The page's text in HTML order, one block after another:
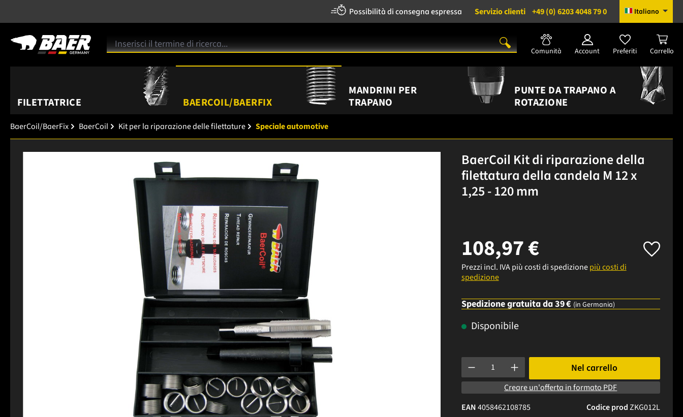
Possibilità di consegna espressa Servizio clienti +49 (0) 6203 4048 79 0 Italiano
Comunità Account Preferiti Carrello
FILETTATRICE BAERCOIL/BAERFIX
MANDRINI PER
TRAPANO
PUNTE DA TRAPANO A
ROTAZIONE
BaerCoil/BaerFix BaerCoil Kit per la riparazione delle filettature Speciale automotive
BaerCoil Kit di riparazione della
filettatura della candela M 12 x
1,25 - 120 mm
108,97 €
Prezzi incl. IVA più costi di spedizionepiù costi di
spedizione
Spedizione gratuita da 39 € (in Germania)
Disponibile
Quantità del prodotto: inserisci la quantità desiderata o usa i
Nel carrello
Creare un'offerta in formato PDF
Codice prodZKG012L
EAN4058462108785